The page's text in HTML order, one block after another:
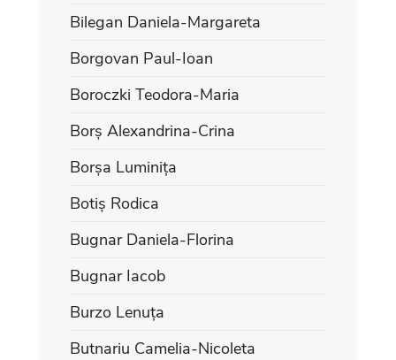
Bilegan Daniela-Margareta
Borgovan Paul-Ioan
Boroczki Teodora-Maria
Borș Alexandrina-Crina
Borșa Luminița
Botiș Rodica
Bugnar Daniela-Florina
Bugnar Iacob
Burzo Lenuța
Butnariu Camelia-Nicoleta